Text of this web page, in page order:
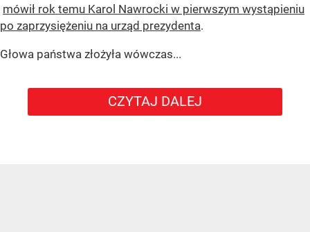
mówił rok temu Karol Nawrocki w pierwszym wystąpieniu
po zaprzysiężeniu na urząd prezydenta.
Głowa państwa złożyła wówczas...
CZYTAJ DALEJ